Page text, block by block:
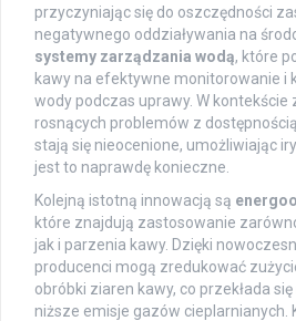
przyczyniając się do oszczędności
negatywnego oddziaływania na
systemy zarządzania wodą, które
kawy na efektywne monitorowanie i
wody podczas uprawy. W
rosnących problemów z
stają się nieocenione, umożliwiając
jest to naprawdę konieczne.
Kolejną istotną innowacją są
które znajdują zastosowanie
jak i parzenia kawy. Dzięki
producenci mogą zredukować
obróbki ziaren kawy, co przekłada
niższe emisje gazów cieplarnianych.